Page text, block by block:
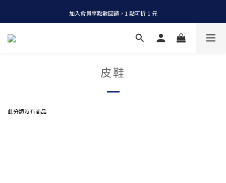
全店消費滿 NT$1200，即享免運
加入會員享點數回饋，1 點可折 1 元
全店消費滿 NT$1200，即享免運
皮鞋
此分類沒有商品